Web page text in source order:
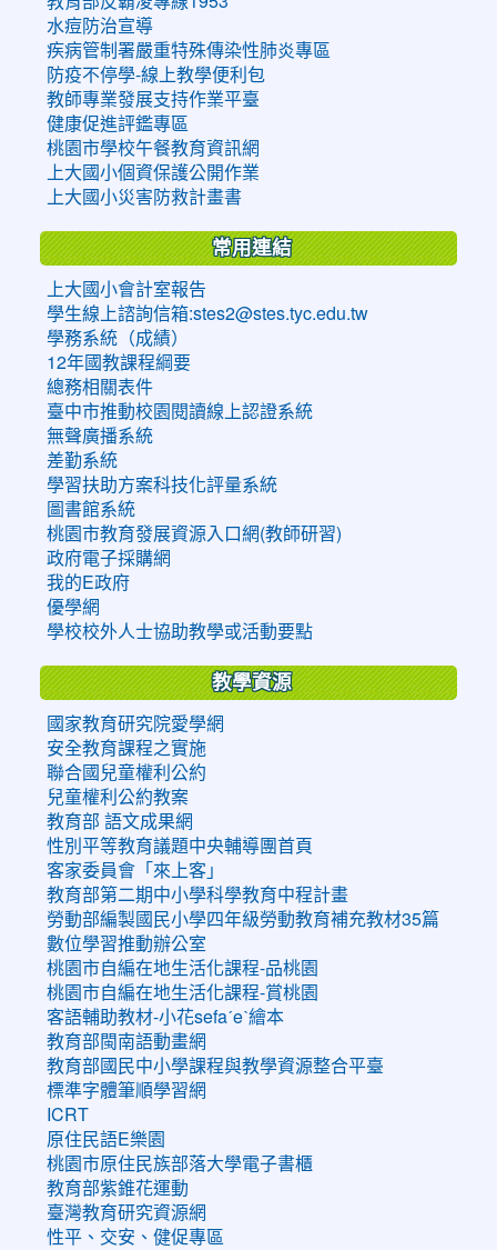
水痘防治宣導
疾病管制署嚴重特殊傳染性肺炎專區
防疫不停學-線上教學便利包
教師專業發展支持作業平臺
健康促進評鑑專區
桃園市學校午餐教育資訊網
上大國小個資保護公開作業
上大國小災害防救計畫書
常用連結
上大國小會計室報告
學生線上諮詢信箱:stes2@stes.tyc.edu.tw
學務系統（成績）
12年國教課程綱要
總務相關表件
臺中市推動校園閱讀線上認證系統
無聲廣播系統
差勤系統
學習扶助方案科技化評量系統
圖書館系統
桃園市教育發展資源入口網(教師研習)
政府電子採購網
我的E政府
優學網
學校校外人士協助教學或活動要點
教學資源
國家教育研究院愛學網
安全教育課程之實施
聯合國兒童權利公約
兒童權利公約教案
教育部 語文成果網
性別平等教育議題中央輔導團首頁
客家委員會「來上客」
教育部第二期中小學科學教育中程計畫
勞動部編製國民小學四年級勞動教育補充教材35篇
數位學習推動辦公室
桃園市自編在地生活化課程-品桃園
桃園市自編在地生活化課程-賞桃園
客語輔助教材-小花sefaˊeˋ繪本
教育部閩南語動畫網
教育部國民中小學課程與教學資源整合平臺
標準字體筆順學習網
ICRT
原住民語E樂園
桃園市原住民族部落大學電子書櫃
教育部紫錐花運動
臺灣教育研究資源網
性平、交安、健促專區